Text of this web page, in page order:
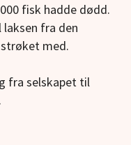
fisk hadde dødd.
fra den
med.
fra selskapet til